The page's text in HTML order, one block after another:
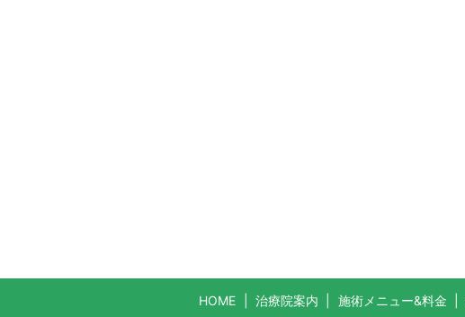
HOME 治療院案内 施術メニュー&料金